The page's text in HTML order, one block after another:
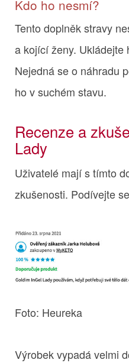
Kdo ho nesmí?
Tento doplněk stravy
a kojící ženy. Ukládejte
Nejedná se o náhradu
ho v suchém stavu.
Recenze a
Lady
Uživatelé mají s tímto
zkušenosti. Podívejte
Foto: Heureka
Výrobek vypadá velmi